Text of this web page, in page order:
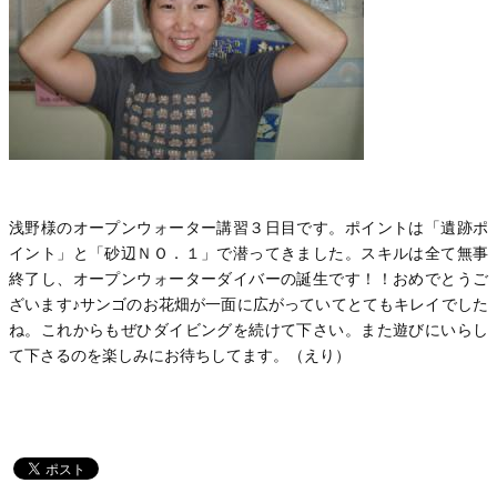
浅野様のオープンウォーター講習３日目です。ポイントは「遺跡ポ
イント」と「砂辺ＮＯ．１」で潜ってきました。スキルは全て無事
終了し、オープンウォーターダイバーの誕生です！！おめでとうご
ざいます♪サンゴのお花畑が一面に広がっていてとてもキレイでした
ね。これからもぜひダイビングを続けて下さい。また遊びにいらし
て下さるのを楽しみにお待ちしてます。（えり）